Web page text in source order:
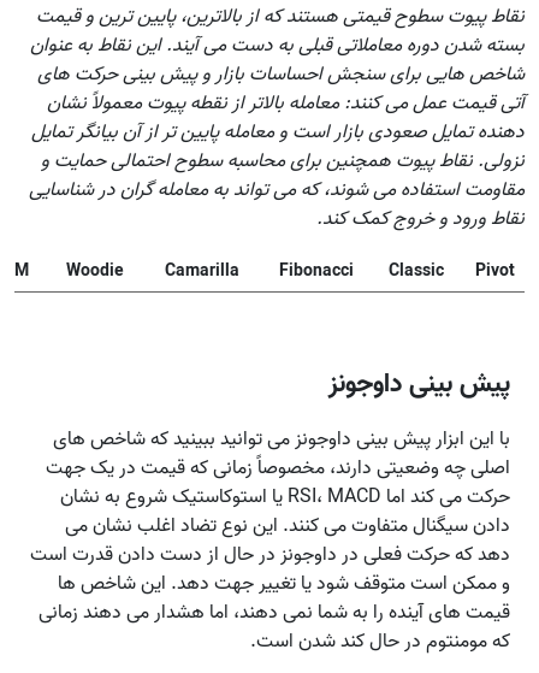
نقاط پیوت سطوح قیمتی هستند که از بالاترین، پایین ترین و قیمت
بسته شدن دوره معاملاتی قبلی به دست می آیند. این نقاط به عنوان
شاخص هایی برای سنجش احساسات بازار و پیش بینی حرکت های
آتی قیمت عمل می کنند: معامله بالاتر از نقطه پیوت معمولاً نشان
دهنده تمایل صعودی بازار است و معامله پایین تر از آن بیانگر تمایل
نزولی. نقاط پیوت همچنین برای محاسبه سطوح احتمالی حمایت و
مقاومت استفاده می شوند، که می تواند به معامله گران در شناسایی
نقاط ورود و خروج کمک کند.
Pivot
Classic
Fibonacci
Camarilla
Woodie
DM
پیش بینی داوجونز
با این ابزار پیش بینی داوجونز می توانید ببینید که شاخص های
اصلی چه وضعیتی دارند، مخصوصاً زمانی که قیمت در یک جهت
حرکت می کند اما RSI، MACD یا استوکاستیک شروع به نشان
دادن سیگنال متفاوت می کنند. این نوع تضاد اغلب نشان می
دهد که حرکت فعلی در داوجونز در حال از دست دادن قدرت است
و ممکن است متوقف شود یا تغییر جهت دهد. این شاخص ها
قیمت های آینده را به شما نمی دهند، اما هشدار می دهند زمانی
که مومنتوم در حال کند شدن است.